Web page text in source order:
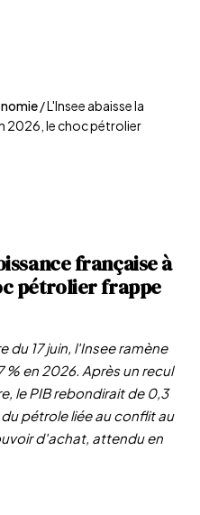
/L'Insee abaisse la
2026, le choc pétrolier
française à
pétrolier frappe
17 juin, l'Insee ramène
en 2026. Après un recul
le PIB rebondirait de 0,3
pétrole liée au conflit au
d'achat, attendu en